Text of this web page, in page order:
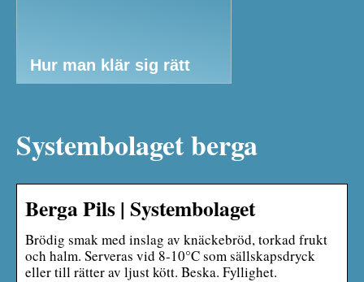
Hur man klär sig rätt
Systembolaget berga
Berga Pils | Systembolaget
Brödig smak med inslag av knäckebröd, torkad frukt
och halm. Serveras vid 8-10°C som sällskapsdryck
eller till rätter av ljust kött. Beska. Fyllighet.